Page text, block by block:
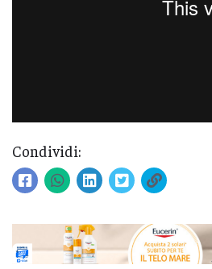
Condividi: